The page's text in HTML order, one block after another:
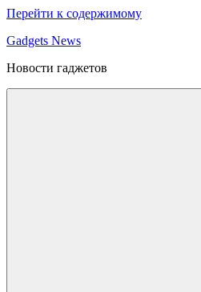
Перейти к содержимому
Gadgets News
Новости гаджетов